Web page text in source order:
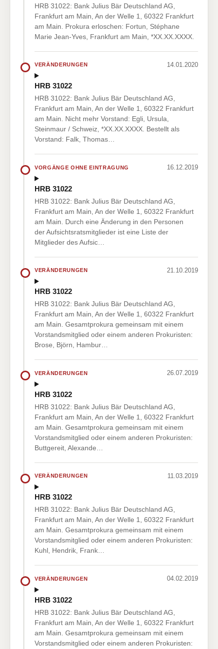
HRB 31022: Bank Julius Bär Deutschland AG,
Frankfurt am Main, An der Welle 1, 60322 Frankfurt
am Main. Prokura erloschen: Fortun, Stéphane
Marie Jean-Yves, Frankfurt am Main, *XX.XX.XXXX.
VERÄNDERUNGEN 14.01.2020
HRB 31022
HRB 31022: Bank Julius Bär Deutschland AG,
Frankfurt am Main, An der Welle 1, 60322 Frankfurt
am Main. Nicht mehr Vorstand: Egli, Ursula,
Steinmaur / Schweiz, *XX.XX.XXXX. Bestellt als
Vorstand: Falk, Thomas…
VORGÄNGE OHNE EINTRAGUNG 16.12.2019
HRB 31022
HRB 31022: Bank Julius Bär Deutschland AG,
Frankfurt am Main, An der Welle 1, 60322 Frankfurt
am Main. Durch eine Änderung in den Personen
der Aufsichtsratsmitglieder ist eine Liste der
Mitglieder des Aufsic…
VERÄNDERUNGEN 21.10.2019
HRB 31022
HRB 31022: Bank Julius Bär Deutschland AG,
Frankfurt am Main, An der Welle 1, 60322 Frankfurt
am Main. Gesamtprokura gemeinsam mit einem
Vorstandsmitglied oder einem anderen Prokuristen:
Brose, Björn, Hambur…
VERÄNDERUNGEN 26.07.2019
HRB 31022
HRB 31022: Bank Julius Bär Deutschland AG,
Frankfurt am Main, An der Welle 1, 60322 Frankfurt
am Main. Gesamtprokura gemeinsam mit einem
Vorstandsmitglied oder einem anderen Prokuristen:
Buttgereit, Alexande…
VERÄNDERUNGEN 11.03.2019
HRB 31022
HRB 31022: Bank Julius Bär Deutschland AG,
Frankfurt am Main, An der Welle 1, 60322 Frankfurt
am Main. Gesamtprokura gemeinsam mit einem
Vorstandsmitglied oder einem anderen Prokuristen:
Kuhl, Hendrik, Frank…
VERÄNDERUNGEN 04.02.2019
HRB 31022
HRB 31022: Bank Julius Bär Deutschland AG,
Frankfurt am Main, An der Welle 1, 60322 Frankfurt
am Main. Gesamtprokura gemeinsam mit einem
Vorstandsmitglied oder einem anderen Prokuristen: